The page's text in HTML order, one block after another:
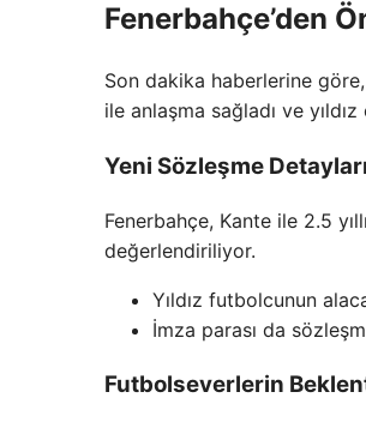
Fenerbahçe’den
Son dakika haberlerine göre,
ile anlaşma sağladı ve
Yeni Sözleşme Detayları
Fenerbahçe, Kante ile 2.5
değerlendiriliyor.
Yıldız futbolcunun
İmza parası da
Futbolseverlerin